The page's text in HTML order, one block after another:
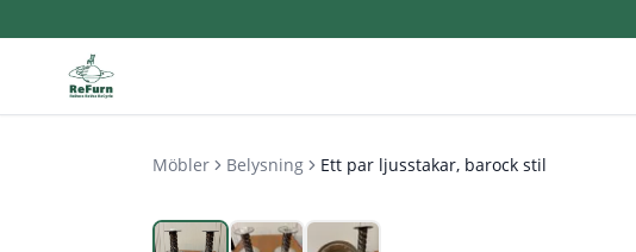
Möbler Belysning Ett par ljusstakar, barock stil